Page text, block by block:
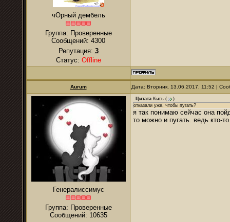
чОрный дембель
Группа: Проверенные
Сообщений: 4300
Репутация: 3
Статус: Offline
Aurum Дата: Вторник, 13.06.2017, 11:52 |
Генералиссимус
Группа: Проверенные
Сообщений: 10635
Цитата Кысь (
)
отказали уже, чтобы пугать?
я так понимаю сейчас она
то можно и пугать. ведь кто-